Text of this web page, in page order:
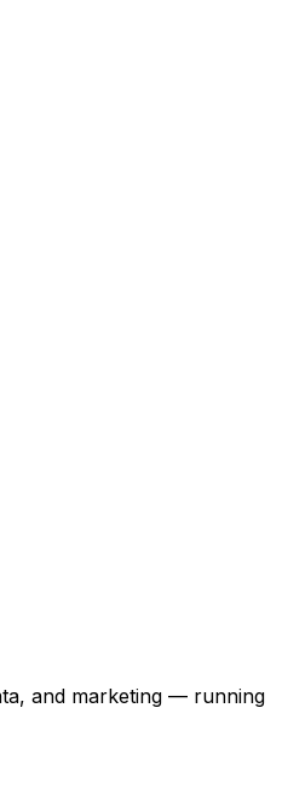
and marketing — running